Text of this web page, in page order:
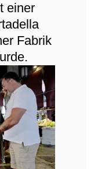
einer
Fabrik